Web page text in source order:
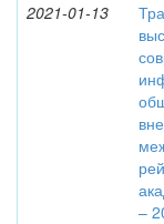
2021-01-13
–